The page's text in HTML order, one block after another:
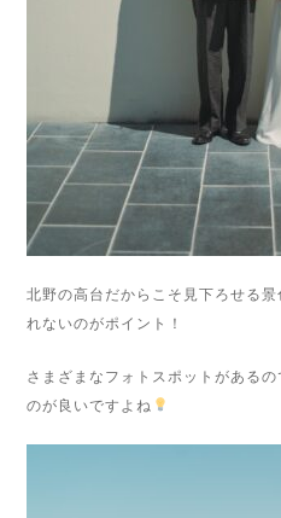
北野の高台だからこそ見下ろせる
れないのがポイント！
さまざまなフォトスポットがある
のが良いですよね